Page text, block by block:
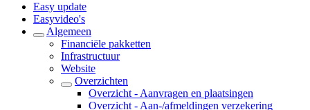
Easy update
Easyvideo's
Algemeen
Financiële pakketten
Infrastructuur
Website
Overzichten
Overzicht - Aanvragen en plaatsingen
Overzicht - Aan-/afmeldingen verzekering